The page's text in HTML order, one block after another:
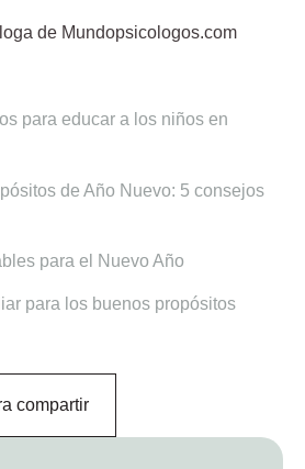
de Mundopsicologos.com
para educar a los niños en
de Año Nuevo: 5 consejos
para el Nuevo Año
para los buenos propósitos
compartir